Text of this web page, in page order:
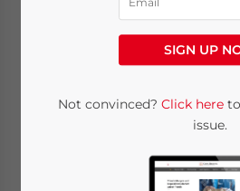
Grund für
Zwecke vor
SIGN UP
Not convinced? Click here
issue.